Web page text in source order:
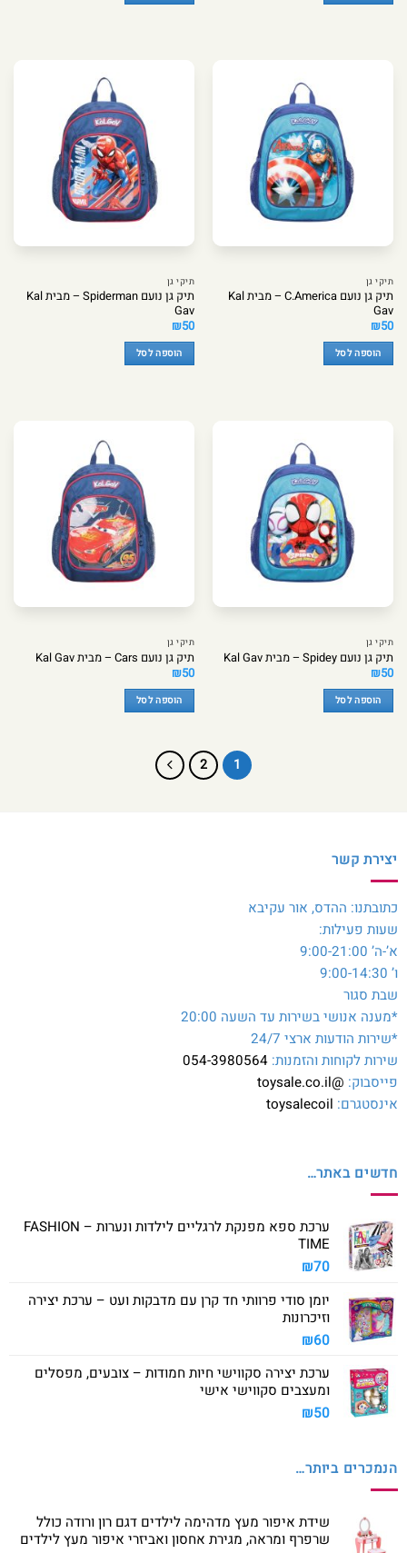
תיקי גן
תיק גן נועם C.America – מבית Kal
Gav
₪50
הוספה לסל
תיקי גן
תיק גן נועם Spiderman – מבית Kal
Gav
₪50
הוספה לסל
תיקי גן
תיק גן נועם Spidey – מבית Kal Gav
₪50
הוספה לסל
תיקי גן
תיק גן נועם Cars – מבית Kal Gav
₪50
הוספה לסל
1
2
יצירת קשר
כתובתנו: ההדס, אור עקיבא
שעות פעילות:
א’-ה’ 9:00-21:00
ו’ 9:00-14:30
שבת סגור
*מענה אנושי בשירות עד השעה 20:00
*שירות הודעות ארצי 24/7
שירות לקוחות והזמנות: 054-3980564
פייסבוק: @toysale.co.il
אינסטגרם: toysalecoil
חדשים באתר…
ערכת ספא מפנקת לרגליים לילדות ונערות – FASHION
TIME
₪70
יומן סודי פרוותי חד קרן עם מדבקות ועט – ערכת יצירה
וזיכרונות
₪60
ערכת יצירה סקווישי חיות חמודות – צובעים, מפסלים
ומעצבים סקווישי אישי
₪50
הנמכרים ביותר…
שידת איפור מעץ מדהימה לילדים דגם רון ורודה כולל
שרפרף ומראה, מגירת אחסון ואביזרי איפור מעץ לילדים